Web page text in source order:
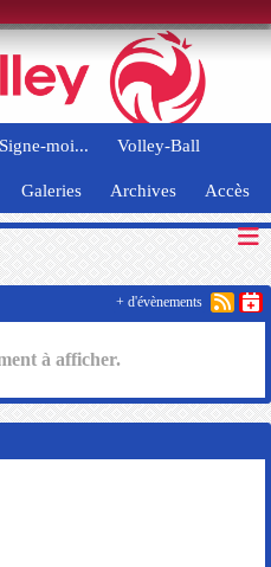
Signe-moi... Volley-Ball
Galeries Archives Accès
à afficher.
+ d'évènements